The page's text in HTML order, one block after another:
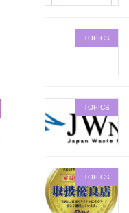
TOPICS
TOPICS
TOPICS